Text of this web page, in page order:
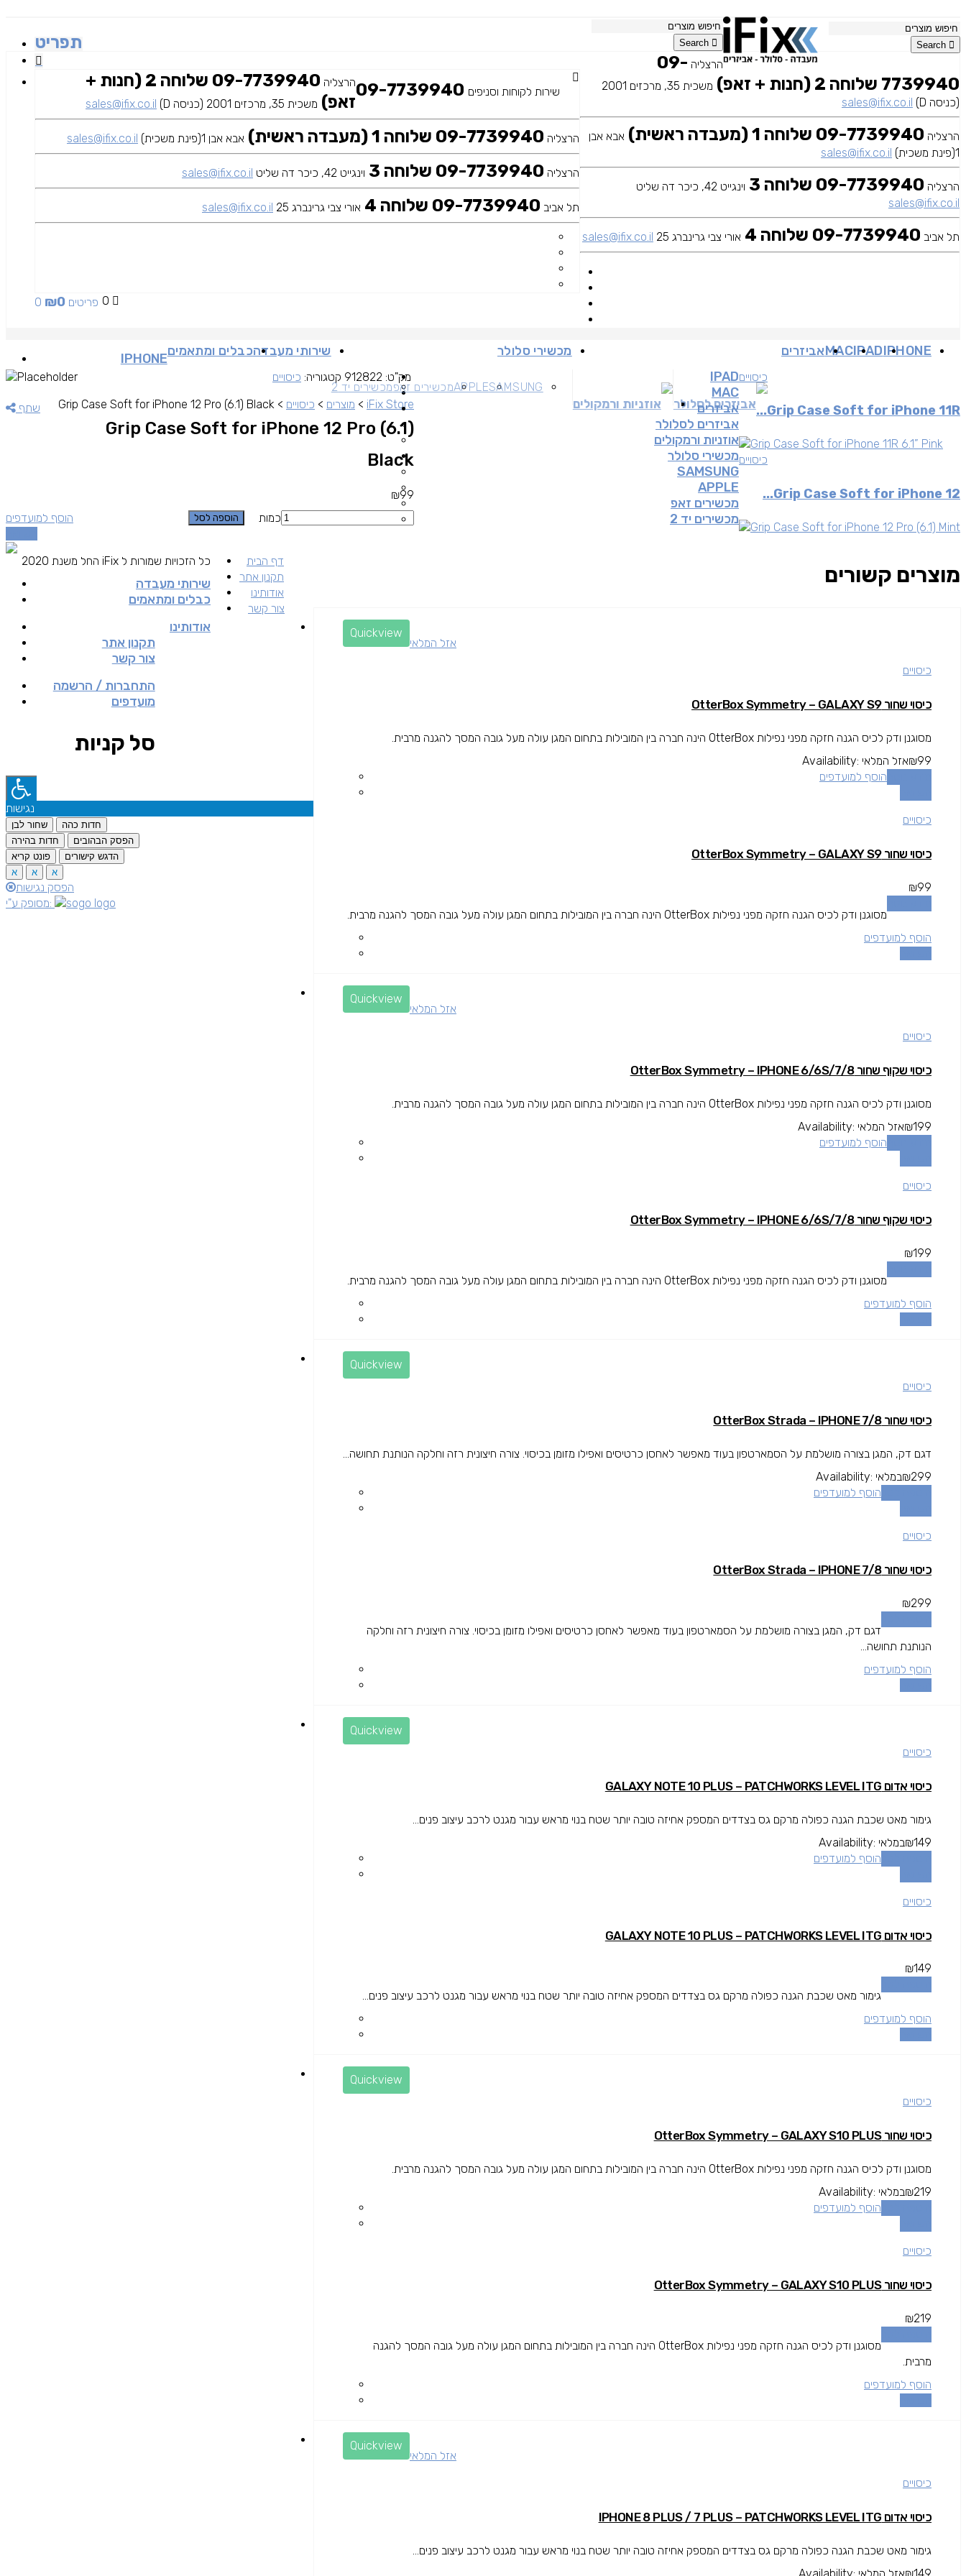
Search תפריט
שירות לקוחות וסניפים
הרצליה
09-7739940 שלוחה 2 (חנות +
זאפ) משכית 35, מרכזים 2001 (כניסה D) sales@ifix.co.il
הרצליה 09-7739940 שלוחה 1 (מעבדה ראשית) אבא אבן 1(פינת משכית) sales@ifix.co.il
הרצליה 09-7739940 שלוחה 3 וינגייט 42, כיכר דה שליט sales@ifix.co.il
תל אביב 09-7739940 שלוחה 4 אורי צבי גרינברג 25 sales@ifix.co.il
0 0 פריטים ₪0
IPHONE
IPAD
MACאביזרים
אביזרים לסלולר אוזניות ורמקולים
מכשירי סלולר
SAMSUNG
APPLEמכשירים זאפמכשירים יד 2
שירותי מעבדהכבלים ומתאמים
שתף iFix Store
> מוצרים > כיסויים >
Grip Case Soft for iPhone 12 Pro (6.1) Black
Grip Case Soft for iPhone 12 Pro (6.1)
Black
₪99
כמות
הוספה לסל
הוסף למועדפים
מק"ט: 912822 קטגוריה: כיסויים כיסויים
Grip Case Soft for iPhone 11R...
כיסויים
Grip Case Soft for iPhone 12...
מוצרים קשורים
Quickview
אזל המלאי
כיסויים
כיסוי שחור OtterBox Symmetry – GALAXY S9
מסוגנן ודק לכיס הגנה חזקה מפני נפילות OtterBox הינה חברה בין המובילות בתחום המגן עולה מעל גובה המסך להגנה מרבית.
₪99
Availability: אזל המלאי
הוסף למועדפים
כיסויים
כיסוי שחור OtterBox Symmetry – GALAXY S9
₪99
מסוגנן ודק לכיס הגנה חזקה מפני נפילות OtterBox הינה חברה בין המובילות בתחום המגן עולה מעל גובה המסך להגנה מרבית.
הוסף למועדפים
Quickview
אזל המלאי
כיסויים
כיסוי שקוף שחור OtterBox Symmetry – IPHONE 6/6S/7/8
מסוגנן ודק לכיס הגנה חזקה מפני נפילות OtterBox הינה חברה בין המובילות בתחום המגן עולה מעל גובה המסך להגנה מרבית.
₪199
Availability: אזל המלאי
הוסף למועדפים
כיסויים
כיסוי שקוף שחור OtterBox Symmetry – IPHONE 6/6S/7/8
₪199
מסוגנן ודק לכיס הגנה חזקה מפני נפילות OtterBox הינה חברה בין המובילות בתחום המגן עולה מעל גובה המסך להגנה מרבית.
הוסף למועדפים
Quickview
כיסויים
כיסוי שחור OtterBox Strada – IPHONE 7/8
דגם דק, המגן בצורה מושלמת על הסמארטפון בעוד מאפשר לאחסן כרטיסים ואפילו מזומן בכיסוי. צורה חיצונית רזה וחלקה הנותנת תחושה...
₪299
Availability: במלאי
הוסף למועדפים
כיסויים
כיסוי שחור OtterBox Strada – IPHONE 7/8
₪299
דגם דק, המגן בצורה מושלמת על הסמארטפון בעוד מאפשר לאחסן כרטיסים ואפילו מזומן בכיסוי. צורה חיצונית רזה וחלקה
הנותנת תחושה...
הוסף למועדפים
Quickview
כיסויים
כיסוי אדום GALAXY NOTE 10 PLUS – PATCHWORKS LEVEL ITG
גימור מאט שכבת הגנה כפולה מרקם גס בצדדים המספק אחיזה טובה יותר שטח בנוי מראש עבור מגנט לרכב עיצוב פנים...
₪149
Availability: במלאי
הוסף למועדפים
כיסויים
כיסוי אדום GALAXY NOTE 10 PLUS – PATCHWORKS LEVEL ITG
₪149
גימור מאט שכבת הגנה כפולה מרקם גס בצדדים המספק אחיזה טובה יותר שטח בנוי מראש עבור מגנט לרכב עיצוב פנים...
הוסף למועדפים
Quickview
כיסויים
כיסוי שחור OtterBox Symmetry – GALAXY S10 PLUS
מסוגנן ודק לכיס הגנה חזקה מפני נפילות OtterBox הינה חברה בין המובילות בתחום המגן עולה מעל גובה המסך להגנה מרבית.
₪219
Availability: במלאי
הוסף למועדפים
כיסויים
כיסוי שחור OtterBox Symmetry – GALAXY S10 PLUS
₪219
מסוגנן ודק לכיס הגנה חזקה מפני נפילות OtterBox הינה חברה בין המובילות בתחום המגן עולה מעל גובה המסך להגנה
מרבית.
הוסף למועדפים
Quickview
אזל המלאי
כיסויים
כיסוי אדום IPHONE 8 PLUS / 7 PLUS – PATCHWORKS LEVEL ITG
גימור מאט שכבת הגנה כפולה מרקם גס בצדדים המספק אחיזה טובה יותר שטח בנוי מראש עבור מגנט לרכב עיצוב פנים...
דף הבית
תקנון אתר
אודותינו
צור קשר
כל הזכויות שמורות ל iFix החל משנת 2020
Search
הרצליה 09-
7739940 שלוחה 2 (חנות + זאפ)
משכית 35, מרכזים 2001
(כניסה D)
sales@ifix.co.il
הרצליה 09-7739940 שלוחה 1 (מעבדה ראשית)
אבא אבן
1(פינת משכית)
sales@ifix.co.il
הרצליה 09-7739940 שלוחה 3
וינגייט 42, כיכר דה שליט
sales@ifix.co.il
תל אביב 09-7739940 שלוחה 4 אורי צבי גרינברג 25 sales@ifix.co.il
IPHONE
IPAD
MAC
אביזרים
אביזרים לסלולר
אוזניות ורמקולים
מכשירי סלולר
SAMSUNG
APPLE
מכשירים זאפ
מכשירים יד 2
שירותי מעבדה
כבלים ומתאמים
אודותינו
תקנון אתר
צור קשר
התחברות / הרשמה
מועדפים
סל קניות
נגישות
שחור לבן
חדות כהה
חדות בהירה
הפסק הבהובים
פונט קריא
הדגש קישורים
א
א א
הפסק נגישות
מסופק ע"י: